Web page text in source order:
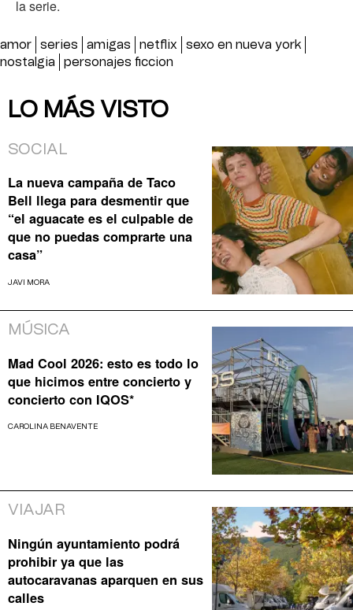
la serie.
amor series amigas netflix
sexo en nueva york
nostalgia
personajes ficcion
LO MÁS VISTO
SOCIAL
La nueva campaña de Taco
Bell llega para desmentir que
“el aguacate es el culpable de
que no puedas comprarte una
casa”
JAVI MORA
MÚSICA
Mad Cool 2026: esto es todo lo
que hicimos entre concierto y
concierto con IQOS*
CAROLINA BENAVENTE
VIAJAR
Ningún ayuntamiento podrá
prohibir ya que las
autocaravanas aparquen en sus
calles